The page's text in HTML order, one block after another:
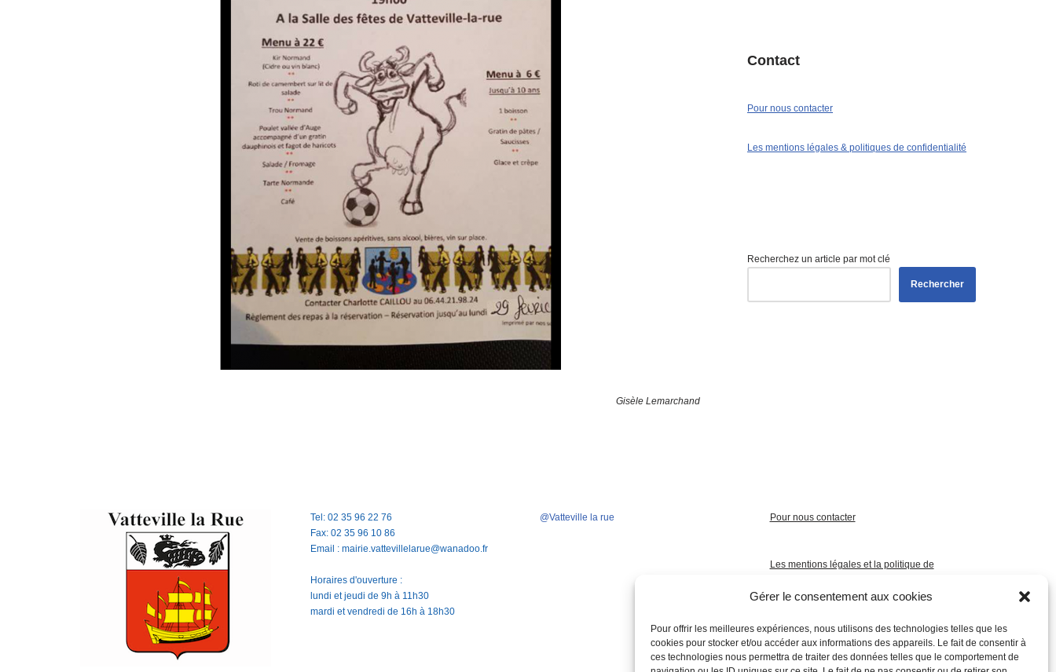
Gérer le consentement aux cookies
Pour offrir les meilleures expériences, nous utilisons des technologies telles que les
cookies pour stocker et/ou accéder aux informations des appareils. Le fait de consentir à
ces technologies nous permettra de traiter des données telles que le comportement de
Gisèle Lemarchand
Contact
Pour nous contacter
Les mentions légales & politiques de confidentialité
Recherchez un article par mot clé
Rechercher
Tel: 02 35 96 22 76
Fax: 02 35 96 10 86
Email : mairie.vattevillelarue@wanadoo.fr
Horaires d'ouverture :
lundi et jeudi de 9h à 11h30
mardi et vendredi de 16h à 18h30
@Vatteville la rue Pour nous contacter
Les mentions légales et la politique de